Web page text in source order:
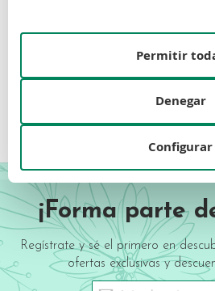
Lancaster Sun Beauty Tan
22,54 €
75 ml
Configurar
Denegar
Permitir
¡Forma parte
Regístrate y sé el primero en
ofertas exclusivas y
Sign